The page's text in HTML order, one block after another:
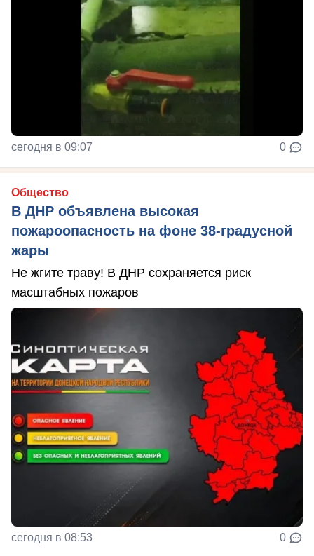
сегодня в 09:07 0
Общество
В ДНР объявлена высокая
пожароопасность на фоне 38-градусной
жары
Не жгите траву! В ДНР сохраняется риск
масштабных пожаров
сегодня в 08:53 0